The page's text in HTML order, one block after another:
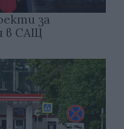
за
в САЩ